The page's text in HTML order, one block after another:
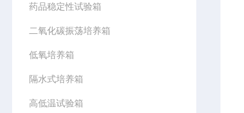
药品稳定性试验箱
二氧化碳振荡培养箱
低氧培养箱
隔水式培养箱
高低温试验箱